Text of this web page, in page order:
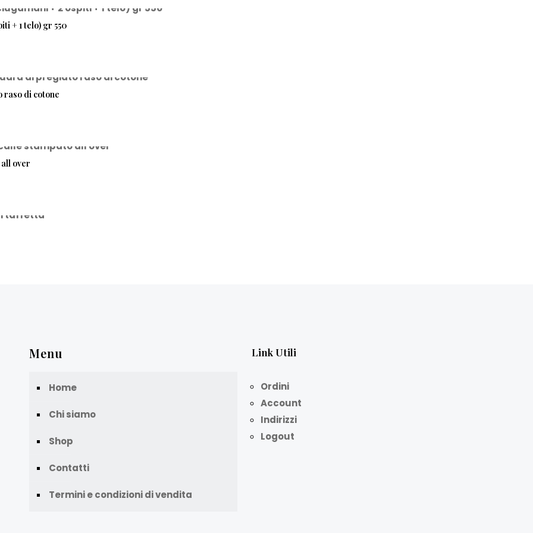
+ 1 telo) gr 550
raso di cotone
over
Menu
Home
Chi siamo
Shop
Contatti
Termini e condizioni di vendita
Link Utili
Ordini
Account
Indirizzi
Logout